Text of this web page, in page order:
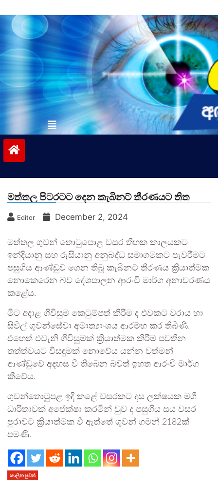
to
contentvinivida.lk
මත්තල පිටරටට දෙන කැබිනට් තීරණයට තිත
Editor December 2, 2024
මත්තල ගුවන් තොටුපොළ වසර තිහක කාලයකට
ඉන්දියානු සහ රුසියානු අනුබද්ධ සමාගමකට පැවරීමට
පසුගිය ආණ්ඩුව ගෙන තිබූ කැබිනට් තීරණය ක්‍රියාත්මක
නොකෙරෙන බව දේශපාලන ආරංචි මාර්ග අනාවරණය
කළේය.
මීට අදාළ ගිවිසුම කෙටුම්පත් කිරීම ද එවකට වරාය හා
සිවිල් ගුවන්සේවා අමාත්‍යාංශය ආරම්භ කර තිබිණි.
එහෙත් එවැනි ගිවිසුමක් ක්‍රියාත්මක කිරීම පවතින
තත්ත්වයට විසඳුමක් ‍නොවේය යන්න වත්මන්
ආණ්ඩුවේ අදහස වී තිබෙන බවත් ඉහත ආරංචි මාර්ග
කීවේය.
ගුවන්තොටුපළ ඉදි කළේ වසරකට දස ලක්ෂයක මගී
ධාරිතාවක් අපේක්ෂා කරමින් වුව ද පසුගිය සය වසර
පුරාවට ක්‍රියාත්මක වී ඇත්තේ ගුවන් ගමන් 2182ක්
පමණි.
කාලීන පුවත්